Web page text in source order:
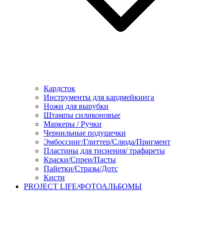
Кардсток
Инструменты для кардмейкинга
Ножи для вырубки
Штампы силиконовые
Маркеры / Ручки
Чернильные подушечки
Эмбоссинг/Глиттер/Слюда/Пригмент
Пластины для тиснения/ трафареты
Краски/Спреи/Пасты
Пайетки/Стразы/Дотс
Кисти
PROJECT LIFE/ФОТОАЛЬБОМЫ